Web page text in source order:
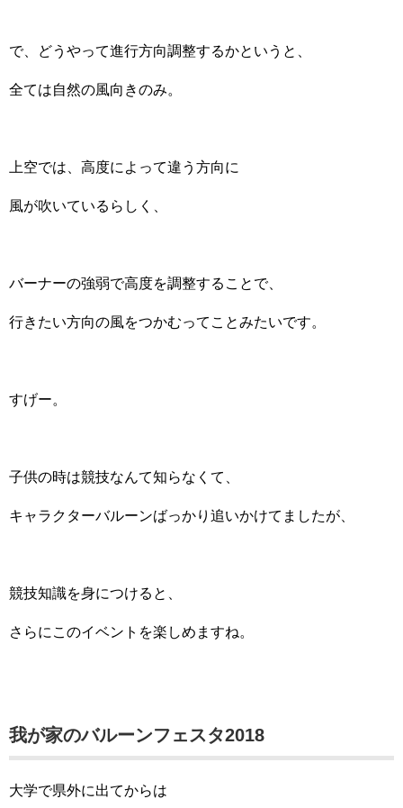
で、どうやって進行方向調整するかというと、
全ては自然の風向きのみ。
上空では、高度によって違う方向に
風が吹いているらしく、
バーナーの強弱で高度を調整することで、
行きたい方向の風をつかむってことみたいです。
すげー。
子供の時は競技なんて知らなくて、
キャラクターバルーンばっかり追いかけてましたが、
競技知識を身につけると、
さらにこのイベントを楽しめますね。
我が家のバルーンフェスタ2018
大学で県外に出てからは